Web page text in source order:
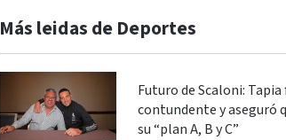
Más leidas de Deportes
Futuro de Scaloni: Tapia
contundente y aseguró
su “plan A, B y C”